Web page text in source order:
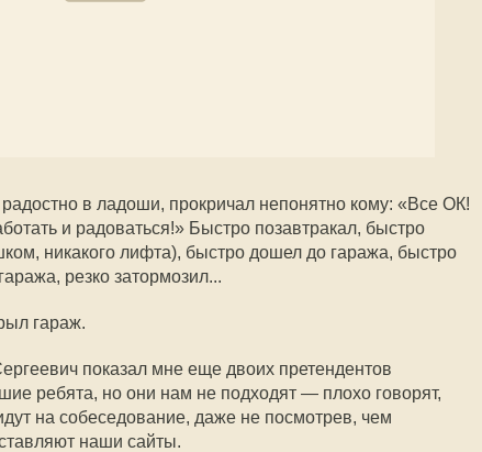
в ладоши, прокричал непонятно кому: «Все ОК!
и радоваться!» Быстро позавтракал, быстро
никакого лифта), быстро дошел до гаража, быстро
резко затормозил...
гараж.
показал мне еще двоих претендентов
ребята, но они нам не подходят — плохо говорят,
на собеседование, даже не посмотрев, чем
наши сайты.